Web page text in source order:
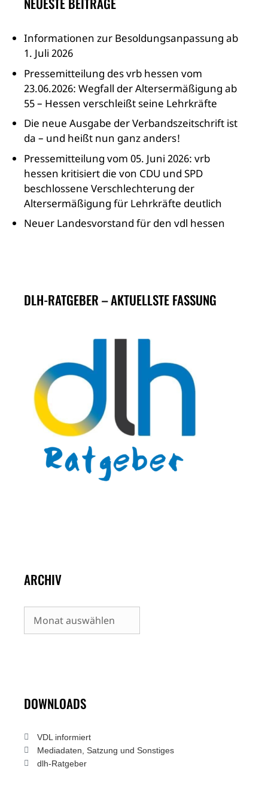
Informationen zur Besoldungsanpassung ab
1. Juli 2026
Pressemitteilung des vrb hessen vom
23.06.2026: Wegfall der Altersermäßigung ab
55 – Hessen verschleißt seine Lehrkräfte
Die neue Ausgabe der Verbandszeitschrift ist
da – und heißt nun ganz anders!
Pressemitteilung vom 05. Juni 2026: vrb
hessen kritisiert die von CDU und SPD
beschlossene Verschlechterung der
Altersermäßigung für Lehrkräfte deutlich
Neuer Landesvorstand für den vdl hessen
DLH-RATGEBER – AKTUELLSTE FASSUNG
ARCHIV
Archiv
DOWNLOADS
VDL informiert
Mediadaten, Satzung und Sonstiges
dlh-Ratgeber